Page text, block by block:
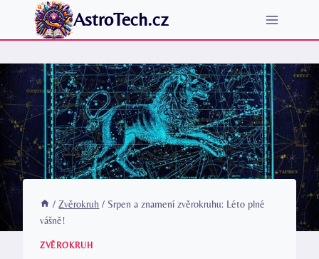
Přeskočit
AstroTech.cz
/ Zvěrokruh / Srpen a znamení zvěrokruhu: Léto plné
vášně!
ZVĚROKRUH